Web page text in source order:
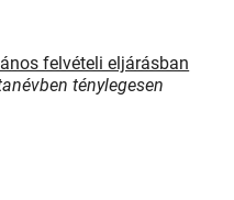
felvételi eljárásban
ténylegesen